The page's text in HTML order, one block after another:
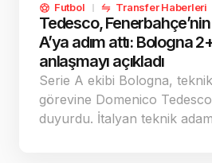
Futbol Transfer Haberleri
Tedesco,
A’ya adım attı: Bologna
anlaşmayı açıkladı
Serie A ekibi Bologna,
görevine Domenico
duyurdu. İtalyan teknik